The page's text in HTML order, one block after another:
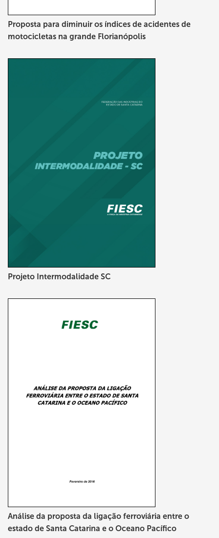
Proposta para diminuir os índices de acidentes de
motocicletas na grande Florianópolis
Projeto Intermodalidade SC
Análise da proposta da ligação ferroviária entre o
estado de Santa Catarina e o Oceano Pacífico